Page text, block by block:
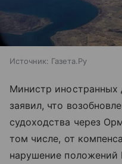
Источник: Газета.Ру
Министр иностранных
заявил, что
судоходства через
том числе, от
нарушение положений